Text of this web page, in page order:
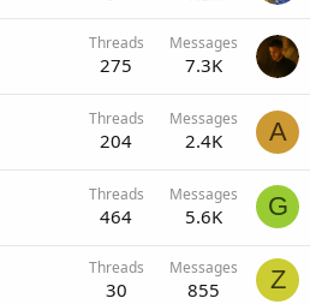
Threads
275
Messages
7.3K
Threads
204
Messages
2.4K A
Threads
464
Messages
5.6K G
Threads
30
Messages
855 Z